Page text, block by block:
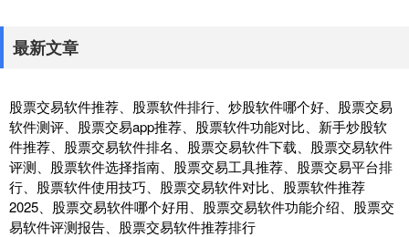
最新文章
股票交易软件推荐、股票软件排行、炒股软件哪个好、股票交易
软件测评、股票交易app推荐、股票软件功能对比、新手炒股软
件推荐、股票交易软件排名、股票交易软件下载、股票交易软件
评测、股票软件选择指南、股票交易工具推荐、股票交易平台排
行、股票软件使用技巧、股票交易软件对比、股票软件推荐
2025、股票交易软件哪个好用、股票交易软件功能介绍、股票交
易软件评测报告、股票交易软件推荐排行